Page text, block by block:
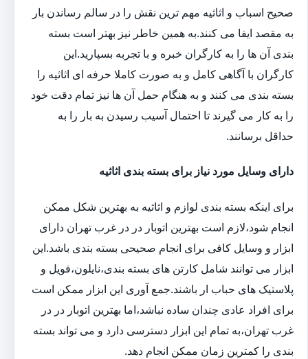
صحیح اسباب و اثاثیه مهم ترین نقش را در سالم رساندن بار
به مقصد ایفا می کنند.به همین خاطر نیز بهتر است بسته
بندی آن ها را به کارگران خبره و با تجربه بسپارید.این
کارگران با آگاهی کامل و به صورت کاملا حرفه ای اثاثیه را
بسته بندی می کنند و به هنگام حمل آن ها نیز تمام دقت خود
را به کار می گیرند تا احتمال آسیب رسیدن به بار را به
حداقل برسانند.
دارای وسایل مورد نیاز برای بسته بندی اثاثیه
برای اینکه بسته بندی لوازم و اثاثیه به بهترین شکل ممکن
انجام شود،لازم است بهترین اتوبار در در غرب تهران دارای
ابزار و وسایل کافی برای انجام صحیحی بسته بندی باشد.این
ابزار می توانند شامل کارتن های بسته بندی،نایلون،فویل و
پلاستیک های حباب ار باشند.جمع آوری این ابزار ممکن است
برای افراد عادی چندان ساده نباشد،اما بهترین اتوبار در در
غرب تهران،به تمام این ابزار دسترسی دارد و می تواند بسته
بندی را کمترین زمان ممکن انجام دهد.